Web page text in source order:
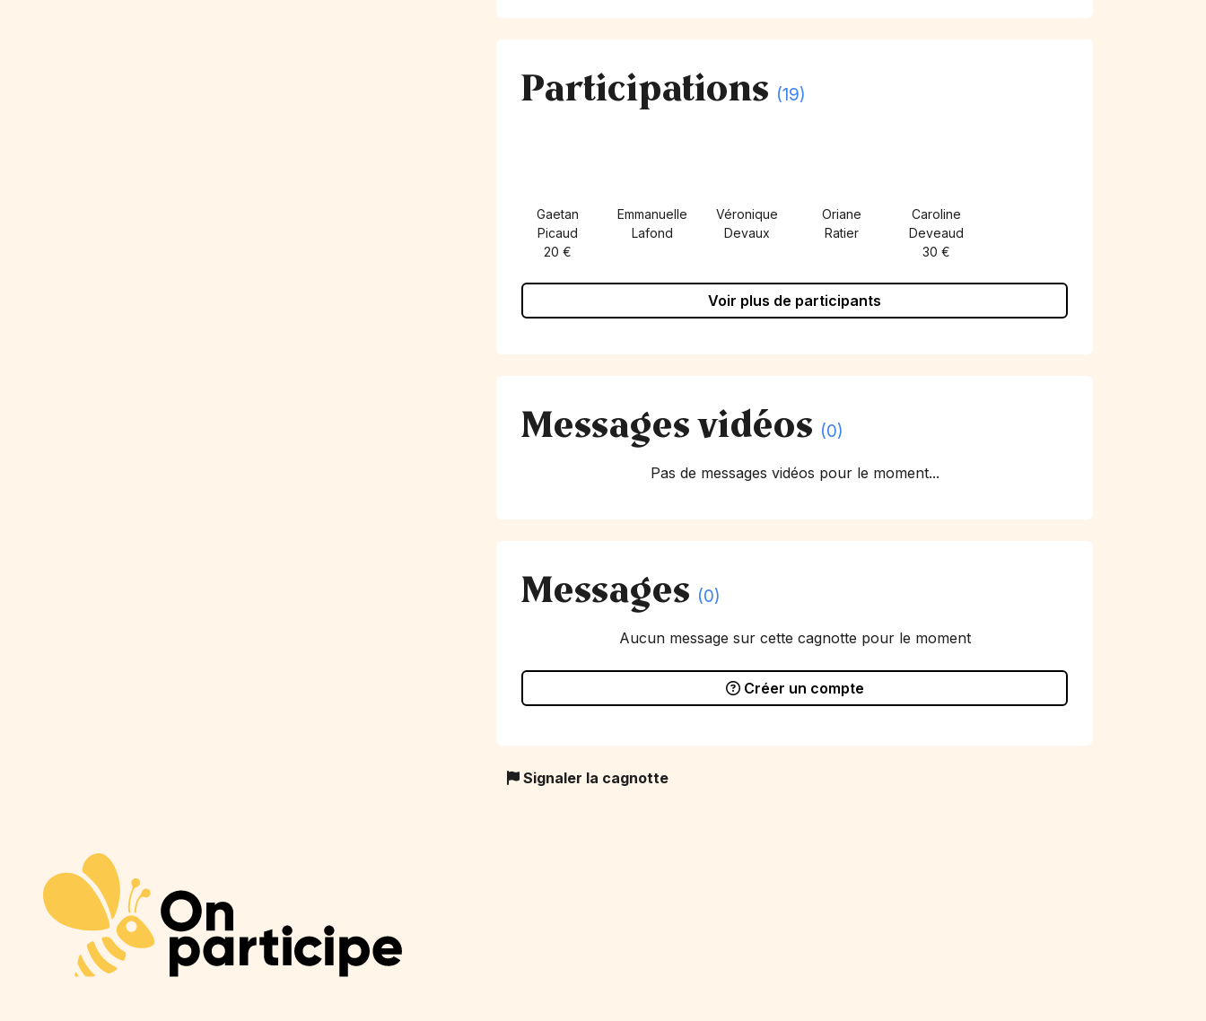
Participations (19)
Gaetan
Picaud
20 €
Emmanuelle
Lafond
Véronique
Devaux
Oriane
Ratier
Caroline
Deveaud
30 €
Voir plus de participants
Messages vidéos (0)
Pas de messages vidéos pour le moment...
Messages (0)
Aucun message sur cette cagnotte pour le moment
Créer un compte
Signaler la cagnotte